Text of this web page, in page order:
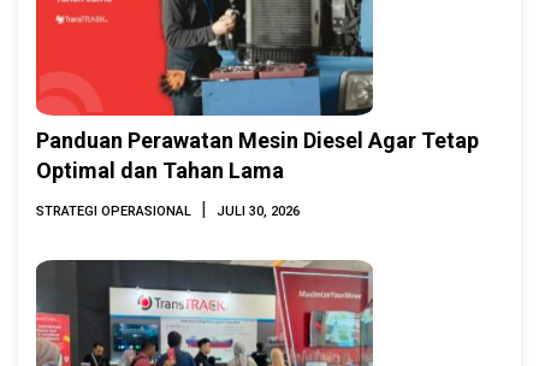
Panduan Perawatan Mesin Diesel Agar Tetap
Optimal dan Tahan Lama
STRATEGI OPERASIONAL | JULI 30, 2026